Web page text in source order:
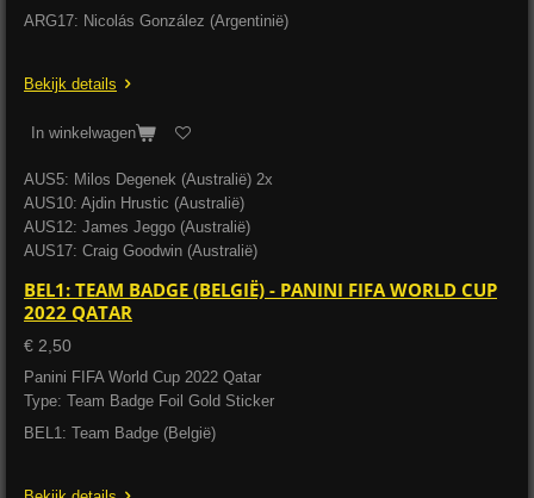
ARG17: Nicolás González (Argentinië)
Bekijk details
In winkelwagen
AUS5: Milos Degenek (Australië) 2x
AUS10: Ajdin Hrustic (Australië)
AUS12: James Jeggo (Australië)
AUS17: Craig Goodwin (Australië)
BEL1: TEAM BADGE (BELGIË) - PANINI FIFA WORLD CUP
2022 QATAR
€ 2,50
Panini FIFA World Cup 2022 Qatar
Type: Team Badge Foil Gold Sticker
BEL1: Team Badge (België)